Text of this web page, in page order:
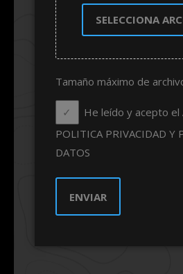
SELECCIONA
Tamaño máximo de
He leído y acepto el
POLITICA PRIVACIDAD Y
DATOS